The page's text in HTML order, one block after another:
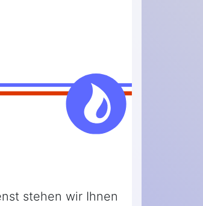
stehen wir Ihnen